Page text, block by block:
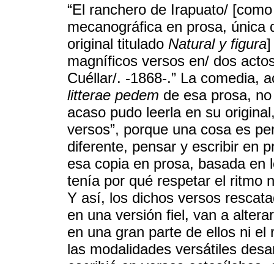
“El ranchero de Irapuato/
mecanográfica en prosa, única
original titulado Natural y figura]
magníficos versos en/ dos
Cuéllar/. -1868-.” La comedia,
litterae pedem de esa prosa,
acaso pudo leerla en su
versos”, porque una cosa es
diferente, pensar y escribir en
esa copia en prosa, basada en
tenía por qué respetar el ritmo
Y así, los dichos versos
en una versión fiel, van a
en una gran parte de ellos ni
las modalidades versátiles